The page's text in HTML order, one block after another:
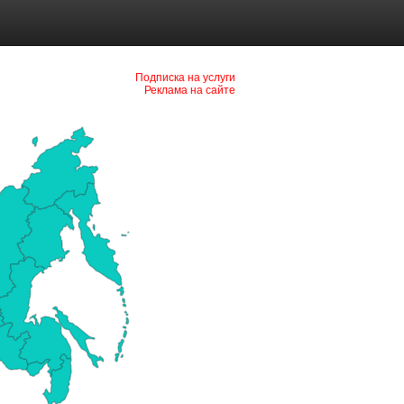
Подписка на услуги
Реклама на сайте